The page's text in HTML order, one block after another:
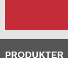
PRODUKTER